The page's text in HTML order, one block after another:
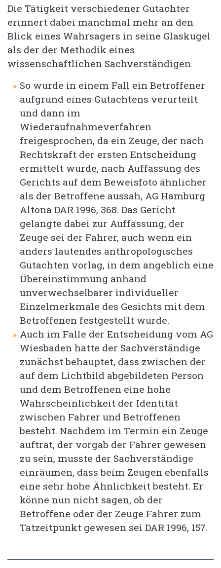
Die Tätigkeit verschiedener Gutachter
erinnert dabei manchmal mehr an den
Blick eines Wahrsagers in seine Glaskugel
als der der Methodik eines
wissenschaftlichen Sachverständigen.
So wurde in einem Fall ein Betroffener
aufgrund eines Gutachtens verurteilt
und dann im
Wiederaufnahmeverfahren
freigesprochen, da ein Zeuge, der nach
Rechtskraft der ersten Entscheidung
ermittelt wurde, nach Auffassung des
Gerichts auf dem Beweisfoto ähnlicher
als der Betroffene aussah, AG Hamburg
Altona DAR 1996, 368. Das Gericht
gelangte dabei zur Auffassung, der
Zeuge sei der Fahrer, auch wenn ein
anders lautendes anthropologisches
Gutachten vorlag, in dem angeblich eine
Übereinstimmung anhand
unverwechselbarer individueller
Einzelmerkmale des Gesichts mit dem
Betroffenen festgestellt wurde.
Auch im Falle der Entscheidung vom AG
Wiesbaden hatte der Sachverständige
zunächst behauptet, dass zwischen der
auf dem Lichtbild abgebildeten Person
und dem Betroffenen eine hohe
Wahrscheinlichkeit der Identität
zwischen Fahrer und Betroffenen
besteht. Nachdem im Termin ein Zeuge
auftrat, der vorgab der Fahrer gewesen
zu sein, musste der Sachverständige
einräumen, dass beim Zeugen ebenfalls
eine sehr hohe Ähnlichkeit besteht. Er
könne nun nicht sagen, ob der
Betroffene oder der Zeuge Fahrer zum
Tatzeitpunkt gewesen sei DAR 1996, 157.